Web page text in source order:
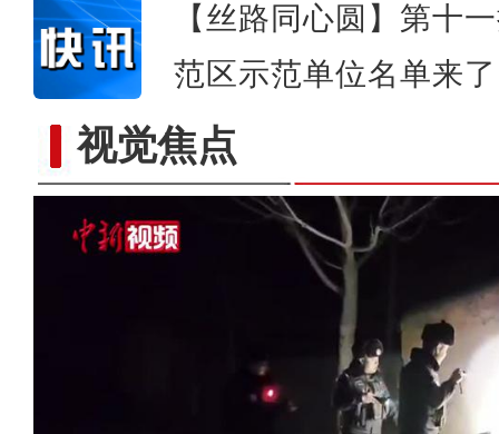
【丝路同心圆】第十
范区示范单位名单来
视觉焦点哈尔滨机场开启绿色通道为